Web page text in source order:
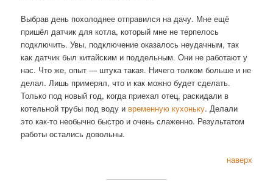
Выбрав день похолоднее отправился на дачу. Мне ещё
пришёл датчик для котла, который мне не терпелось
подключить. Увы, подключение оказалось неудачным, так
как датчик был китайским и поддельным. Они не работают у
нас. Что же, опыт — штука такая. Ничего толком больше и не
делал. Лишь примерял, что и как можно будет сделать.
Только под новый год, когда приехал отец, раскидали в
котельной трубы под воду и временную кухоньку. Делали
это как-то необычно быстро и очень слаженно. Результатом
работы остались довольны.
наверх